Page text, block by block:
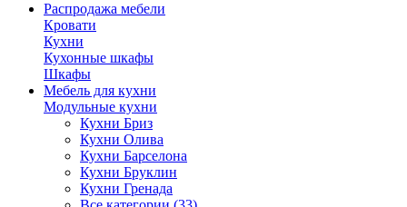
Распродажа мебели
Кровати
Кухни
Кухонные шкафы
Шкафы
Мебель для кухни
Модульные кухни
Кухни Бриз
Кухни Олива
Кухни Барселона
Кухни Бруклин
Кухни Гренада